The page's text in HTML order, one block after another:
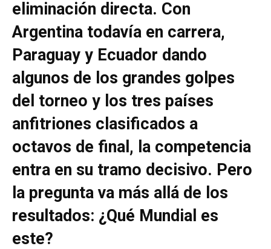
eliminación directa. Con
Argentina todavía en carrera,
Paraguay y Ecuador dando
algunos de los grandes golpes
del torneo y los tres países
anfitriones clasificados a
octavos de final, la competencia
entra en su tramo decisivo. Pero
la pregunta va más allá de los
resultados: ¿Qué Mundial es
este?